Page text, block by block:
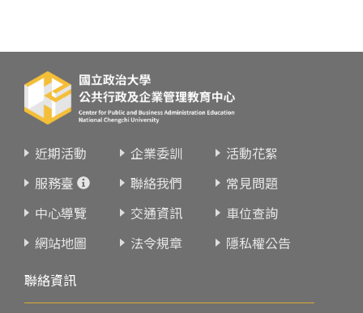
近期活動 企業委訓
活動花絮
服務臺
聯絡我們
常見問題
中心導覽
交通資訊
車位查詢
網站地圖
法令規章
隱私權公告
聯絡資訊